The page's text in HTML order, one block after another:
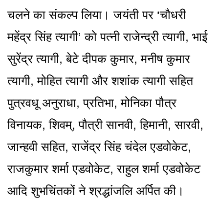
चलने का संकल्प लिया। जयंती पर ‘चौधरी
महेंद्र सिंह त्यागी’ को पत्नी राजेन्द्री त्यागी, भाई
सुरेंद्र त्यागी, बेटे दीपक कुमार, मनीष कुमार
त्यागी, मोहित त्यागी और शशांक त्यागी सहित
पुत्रवधू अनुराधा, प्रतिभा, मोनिका पौत्र
विनायक, शिवम्, पौत्री सानवी, हिमानी, सारवी,
जान्हवी सहित, राजेंद्र सिंह चंदेल एडवोकेट,
राजकुमार शर्मा एडवोकेट, राहुल शर्मा एडवोकेट
आदि शुभचिंतकों ने श्रद्धांजलि अर्पित की।